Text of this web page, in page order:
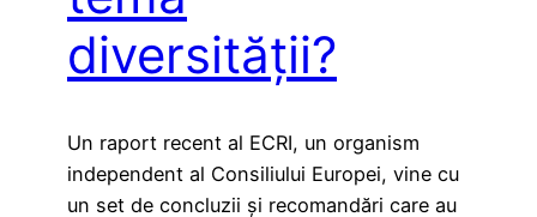
diversității?
Un raport recent al ECRI, un organism
independent al Consiliului Europei, vine cu
un set de concluzii și recomandări care au